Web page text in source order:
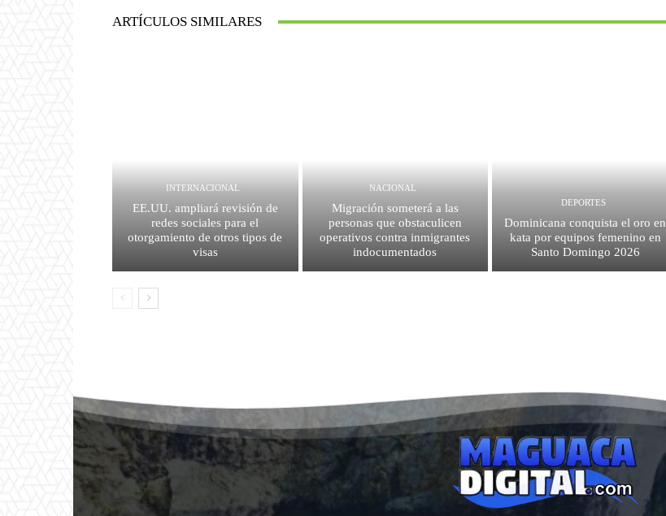
ARTÍCULOS SIMILARES
INTERNACIONAL
EE.UU. ampliará revisión de
redes sociales para el
otorgamiento de otros tipos de
visas
NACIONAL
Migración someterá a las
personas que obstaculicen
operativos contra inmigrantes
indocumentados
DEPORTES
Dominicana conquista el oro en
kata por equipos femenino en
Santo Domingo 2026